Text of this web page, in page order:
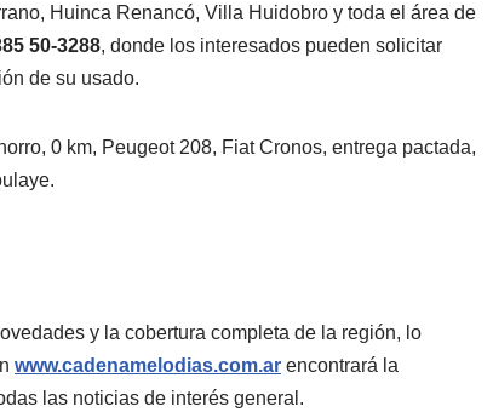
Huinca Renancó, Villa Huidobro y toda el área de
50-3288, donde los interesados pueden solicitar
de su usado.
0 km, Peugeot 208, Fiat Cronos, entrega pactada,
y la cobertura completa de la región, lo
www.cadenamelodias.com.ar encontrará la
las noticias de interés general.